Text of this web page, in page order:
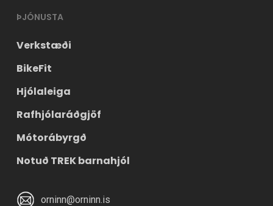
ÞJÓNUSTA
Verkstæði
BikeFit
Hjólaleiga
Rafhjólaráðgjöf
Mótorábyrgð
Notuð TREK barnahjól
orninn@orninn.is